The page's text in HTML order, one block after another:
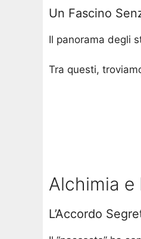
Un Fascino
Il panorama degli
Tra questi,
Alchimia e
L’Accordo